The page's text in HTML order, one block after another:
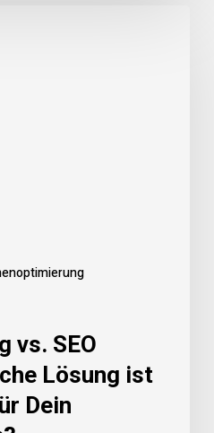
vs. SEO
Lösung ist
Dein